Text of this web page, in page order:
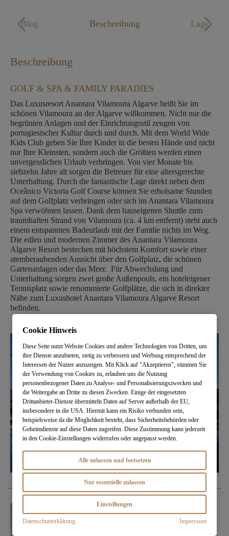
Beschreibung Lage
Blog
Beschreibung
GOLF & SPA & FAMILY PARADIES
Das Luxusresort Anantara Vilamoura Algarve heißt Sie im
schönen Vilamoura an der Algarve willkommen. Nicht nur die
begrünten Anlagen und der Einrichtungsstil zeugen von
portugiesischer Kultur durch und durch. Mit dem World Wide
Kids Club geben Sie Ihre Kinder in die besten Hände und nicht
nur Ihre Kleinsten, sondern auch die Größten werden einen
unvergesslichen Urlaub verbringen. Von vier Monate bis
siebzehn Jahre alt sorgen die Betreuer für eine altersgerechte
Unterhaltung. Durch die fantastische Lage direkt neben dem
Oceânico Victoria Golf Course können Sie erholsame Stunden
auf dem Golfplatz verbringen oder sich im Anantara Vilamoura
Spa verwöhnen lassen. Dank dem hauseigenen Shuttle zum
traumhaften Strand von Vilamoura (ca. 4 km entfernt) steht auch
einem entspannten Badeurlaub mit der Familie nichts im Weg.
Die edlen und modernen Zimmer des Anantara Vilamoura
Algarve Resort bestechen mit höchstem Komfort sowie einer
atemberaubenden Aussicht über den Golfplatz, die schönen
Gartenanlagen oder das Meer. Für Abwechslung und
Unterhaltung sorgen zwei große Außenpools, ein hoteleigener
Tennisplatz sowie renommierte Golfplätze, die sich in direkter
Nähe zum Luxushotel Anantara Vilamoura Algarve Resort
befinden.
Cookie Hinweis
Diese Seite nutzt Website Cookies und andere Technologien von Dritten, um
ihre Dienste anzubieten, stetig zu verbessern und Werbung entsprechend der
Interessen der Nutzer anzuzeigen. Mit Klick auf "Akzeptieren", stimmen Sie
der Verwendung von Cookies zu, erlauben uns die Nutzung
personenbezogener Daten zu Analyse- und Personalisierungszwecken und
die Weitergabe an Dritte zu diesen Zwecken. Einige der eingesetzten
Drittanbieter-Dienste übermitteln Daten auf Server außerhalb der EU,
insbesondere in die USA. Hiermit kann ein Risiko verbunden sein,
beispielsweise da die Möglichkeit besteht, dass Sicherheitsbehörden oder
Geheimdienste auf diese Daten zugreifen. Diese Zustimmung kann jederzeit
in den Cookie-Einstellungen widerrufen oder angepasst werden.
Alle zulassen und fortsetzen
Nur essentielle zulassen
Einstellungen
Datenschutzerklärung Impressum